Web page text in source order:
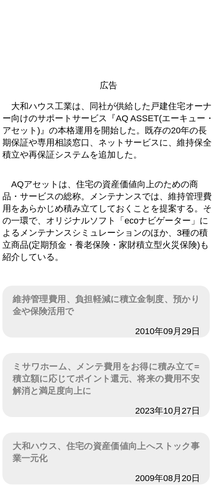
広告
大和ハウス工業は、同社が供給した戸建住宅オーナ
ー向けのサポートサービス『AQ ASSET(エーキュー・
アセット)』の本格運用を開始した。既存の20年の長
期保証や専用相談窓口、ネットサービスに、維持保全
積立や再保証システムを追加した。
AQアセットは、住宅の資産価値向上のための商
品・サービスの総称。メンテナンスでは、維持管理費
用をあらかじめ積み立てしておくことを提案する。そ
の一環で、オリジナルソフト「ecoナビゲーター」に
よるメンテナンスシミュレーションのほか、3種の積
立商品(定期預金・養老保険・家財積立型火災保険)も
紹介している。
維持管理費用、負担軽減に積立金制度、預かり
金や保険活用で
2010年09月29日
ミサワホーム、メンテ費用をお得に積み立て=
積立額に応じてポイント還元、将来の費用不安
解消と満足度向上に
2023年10月27日
大和ハウス、住宅の資産価値向上へストック事
業一元化
2009年08月20日